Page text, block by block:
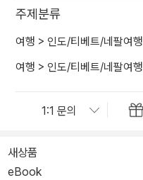
주제분류
여행 > 인도/티베트/네팔여행
여행 > 인도/티베트/네팔여행
새상품
eBook